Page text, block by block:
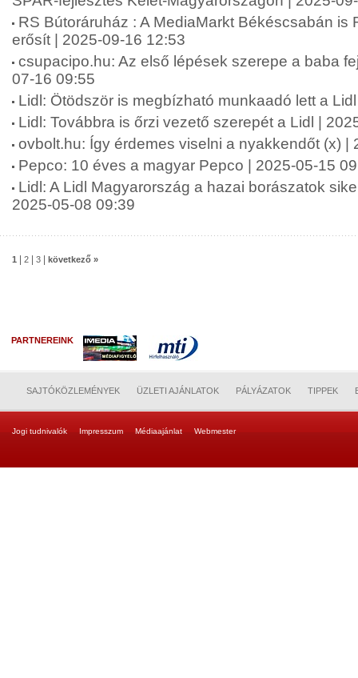
RS Bútoráruház : A MediaMarkt Békéscsabán is
erősít | 2025-09-16 12:53
csupacipo.hu: Az első lépések szerepe a baba
07-16 09:55
Lidl: Ötödször is megbízható munkaadó lett a
Lidl: Továbbra is őrzi vezető szerepét a Lidl |
ovbolt.hu: Így érdemes viselni a nyakkendőt (x) |
Pepco: 10 éves a magyar Pepco | 2025-05-15
Lidl: A Lidl Magyarország a hazai borászatok
2025-05-08 09:39
1 2 3 következő »
PARTNEREINK
SAJTÓKÖZLEMÉNYEK ÜZLETI AJÁNLATOK PÁLYÁZATOK TIPPEK
Jogi tudnivalók Impresszum Médiaajánlat Webmester